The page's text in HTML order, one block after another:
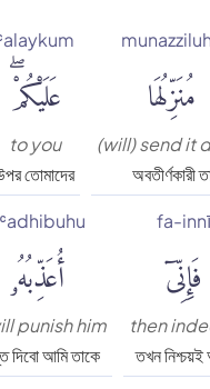
مُنَزِّلُهَا
(will) send it
অবতীর্ণকারী
عَلَيْكُمْۖ
to you
তোমাদের
fa-innī
فَإِنِّىٓ
then
তখন
أُعَذِّبُهُۥ
punish him
দিবো আমি তাকে